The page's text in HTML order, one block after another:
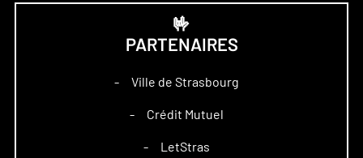
🤟
PARTENAIRES
– Ville de Strasbourg
– Crédit Mutuel
– LetStras